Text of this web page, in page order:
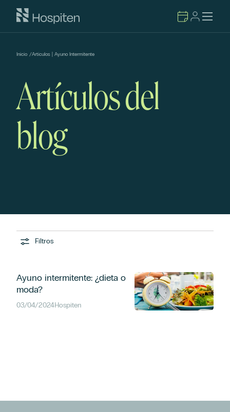
Inicio /Artículos | Ayuno Intermitente
Artículos del
blog
Filtros
Ayuno intermitente: ¿dieta o
moda?
03/04/2024Hospiten